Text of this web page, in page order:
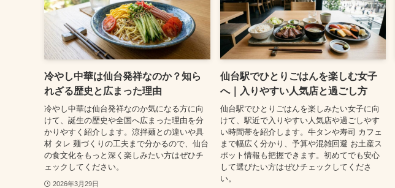
冷やし中華は仙台発祥なのか？知ら
れざる歴史と広まった理由
冷やし中華は仙台発祥なのか気になる方に向
けて、誕生の歴史や全国へ広まった理由を分
かりやすく紹介します。涼拌麺との違いや具
材 タレ 麺づくりの工夫まで分かるので、仙台
の食文化をもっと深く楽しみたい方はぜひチ
ェックしてください。
2026年3月29日
仙台駅でひとりごはんを楽しむ女子
へ｜入りやすい人気店と過ごし方
仙台駅でひとりごはんを楽しみたい女子に向
けて、駅近で入りやすい人気店や過ごしやす
い時間帯を紹介します。牛タンや寿司 カフェ
まで幅広く分かり、予算や混雑回避 お土産ス
ポット情報も把握できます。初めてでも安心
して選びたい方はぜひチェックしてくださ
い。